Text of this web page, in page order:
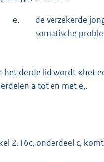
e.
de verzekerde
somatische
het derde lid wordt «het
a tot en met e,.
2.16c, onderdeel c,